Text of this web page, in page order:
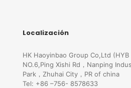
Localización
HK Haoyinbao Group Co,Ltd (HYB
NO.6,Ping Xishi Rd，Nanping
Park，Zhuhai City，PR of china
Tel: +86 –756- 8578633